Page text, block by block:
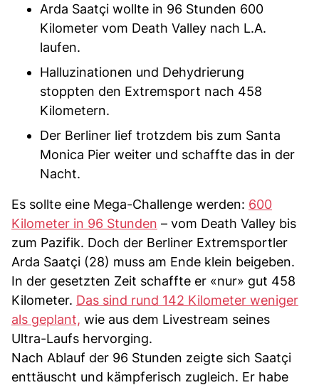
Arda Saatçi wollte in 96 Stunden 600
Kilometer vom Death Valley nach L.A.
laufen.
Halluzinationen und Dehydrierung
stoppten den Extremsport nach 458
Kilometern.
Der Berliner lief trotzdem bis zum Santa
Monica Pier weiter und schaffte das in der
Nacht.
Es sollte eine Mega-Challenge werden: 600
Kilometer in 96 Stunden – vom Death Valley bis
zum Pazifik. Doch der Berliner Extremsportler
Arda Saatçi (28) muss am Ende klein beigeben.
In der gesetzten Zeit schaffte er «nur» gut 458
Kilometer. Das sind rund 142 Kilometer weniger
als geplant, wie aus dem Livestream seines
Ultra-Laufs hervorging.
Nach Ablauf der 96 Stunden zeigte sich Saatçi
enttäuscht und kämpferisch zugleich. Er habe